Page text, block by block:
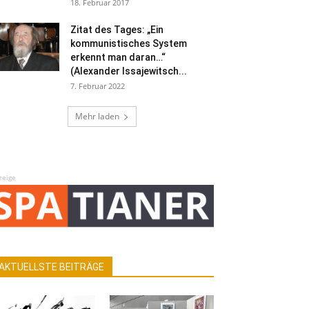
18. Februar 2017
Zitat des Tages: „Ein
kommunistisches System
erkennt man daran…“
(Alexander Issajewitsch...
7. Februar 2022
Mehr laden
BEITRÄGE